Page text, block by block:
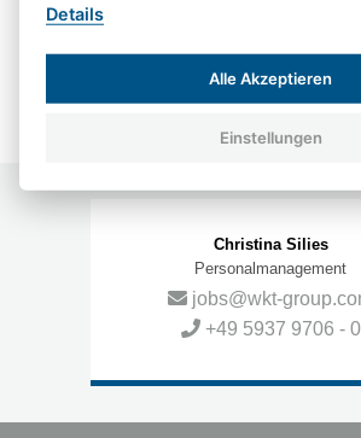
Hinweis zum Datenschutz
Christina Silies
Personalmanagement
jobs@wkt-
+49 5937 9706 - 0
Details
Alle Akzeptieren
Einstellungen